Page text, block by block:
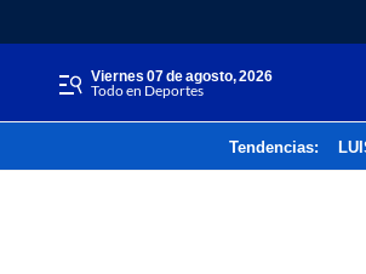
viernes 07 de agosto, 2026
Todo en Deportes
Tendencias: